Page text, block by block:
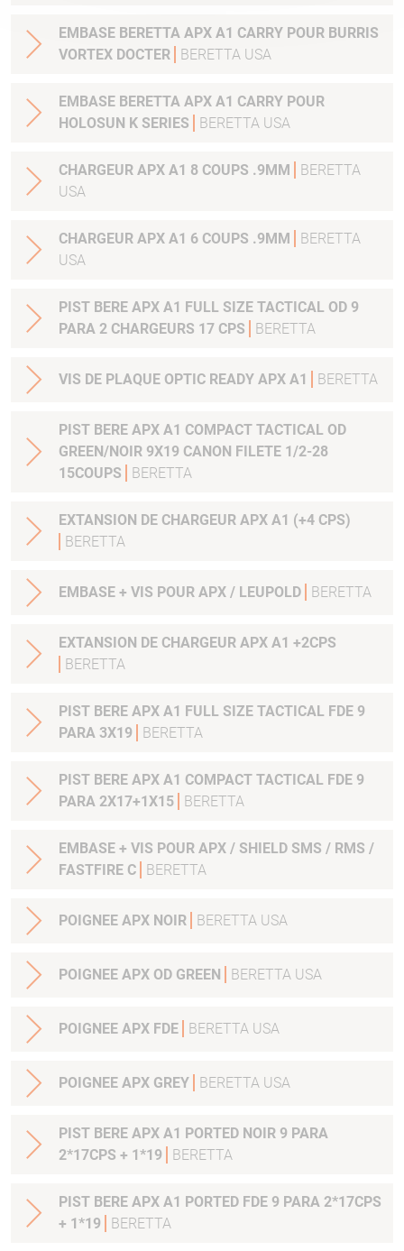
EMBASE BERETTA APX A1 CARRY POUR BURRIS
VORTEX DOCTER
BERETTA USA
EMBASE BERETTA APX A1 CARRY POUR
HOLOSUN K SERIES
BERETTA USA
CHARGEUR APX A1 8 COUPS .9MM
BERETTA
USA
CHARGEUR APX A1 6 COUPS .9MM
BERETTA
USA
PIST BERE APX A1 FULL SIZE TACTICAL OD 9
PARA 2 CHARGEURS 17 CPS
BERETTA
VIS DE PLAQUE OPTIC READY APX A1 BERETTA
PIST BERE APX A1 COMPACT TACTICAL OD
GREEN/NOIR 9X19 CANON FILETE 1/2-28
15COUPS
BERETTA
EXTANSION DE CHARGEUR APX A1 (+4 CPS)
BERETTA
EMBASE + VIS POUR APX / LEUPOLD BERETTA
EXTANSION DE CHARGEUR APX A1 +2CPS
BERETTA
PIST BERE APX A1 FULL SIZE TACTICAL FDE 9
PARA 3X19
BERETTA
PIST BERE APX A1 COMPACT TACTICAL FDE 9
PARA 2X17+1X15
BERETTA
EMBASE + VIS POUR APX / SHIELD SMS / RMS /
FASTFIRE C
BERETTA
POIGNEE APX NOIR BERETTA USA
POIGNEE APX OD GREEN BERETTA USA
POIGNEE APX FDE BERETTA USA
POIGNEE APX GREY BERETTA USA
PIST BERE APX A1 PORTED NOIR 9 PARA
2*17CPS + 1*19
BERETTA
PIST BERE APX A1 PORTED FDE 9 PARA 2*17CPS
+ 1*19
BERETTA